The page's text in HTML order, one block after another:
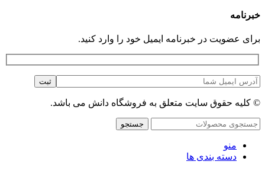
خبرنامه
برای عضویت در خبرنامه ایمیل خود را وارد کنید.
© کلیه حقوق سایت متعلق به فروشگاه دانش می باشد.
جستجو
منو
دسته بندی ها